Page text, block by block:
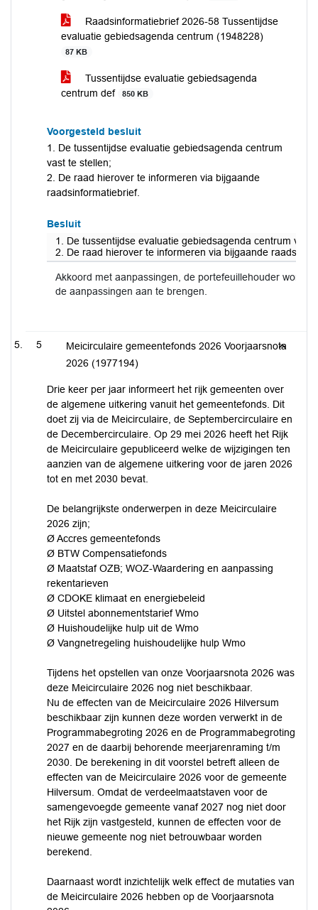
Raadsinformatiebrief 2026-58 Tussentijdse
evaluatie gebiedsagenda centrum (1948228)
87 KB
Tussentijdse evaluatie gebiedsagenda
centrum def
850 KB
Voorgesteld besluit
1. De tussentijdse evaluatie gebiedsagenda centrum
vast te stellen;
2. De raad hierover te informeren via bijgaande
raadsinformatiebrief.
Besluit
1. De tussentijdse evaluatie gebiedsagenda centrum vast
2. De raad hierover te informeren via bijgaande
Akkoord met aanpassingen, de portefeuillehouder wordt
de aanpassingen aan te brengen.
5
Meicirculaire gemeentefonds 2026 Voorjaarsnota
2026 (1977194)
Drie keer per jaar informeert het rijk gemeenten over
de algemene uitkering vanuit het gemeentefonds. Dit
doet zij via de Meicirculaire, de Septembercirculaire en
de Decembercirculaire. Op 29 mei 2026 heeft het Rijk
de Meicirculaire gepubliceerd welke de wijzigingen ten
aanzien van de algemene uitkering voor de jaren 2026
tot en met 2030 bevat.
De belangrijkste onderwerpen in deze Meicirculaire
2026 zijn;
Ø Accres gemeentefonds
Ø BTW Compensatiefonds
Ø Maatstaf OZB; WOZ-Waardering en aanpassing
rekentarieven
Ø CDOKE klimaat en energiebeleid
Ø Uitstel abonnementstarief Wmo
Ø Huishoudelijke hulp uit de Wmo
Ø Vangnetregeling huishoudelijke hulp Wmo
Tijdens het opstellen van onze Voorjaarsnota 2026 was
deze Meicirculaire 2026 nog niet beschikbaar.
Nu de effecten van de Meicirculaire 2026 Hilversum
beschikbaar zijn kunnen deze worden verwerkt in de
Programmabegroting 2026 en de Programmabegroting
2027 en de daarbij behorende meerjarenraming t/m
2030. De berekening in dit voorstel betreft alleen de
effecten van de Meicirculaire 2026 voor de gemeente
Hilversum. Omdat de verdeelmaatstaven voor de
samengevoegde gemeente vanaf 2027 nog niet door
het Rijk zijn vastgesteld, kunnen de effecten voor de
nieuwe gemeente nog niet betrouwbaar worden
berekend.
Daarnaast wordt inzichtelijk welk effect de mutaties van
de Meicirculaire 2026 hebben op de Voorjaarsnota